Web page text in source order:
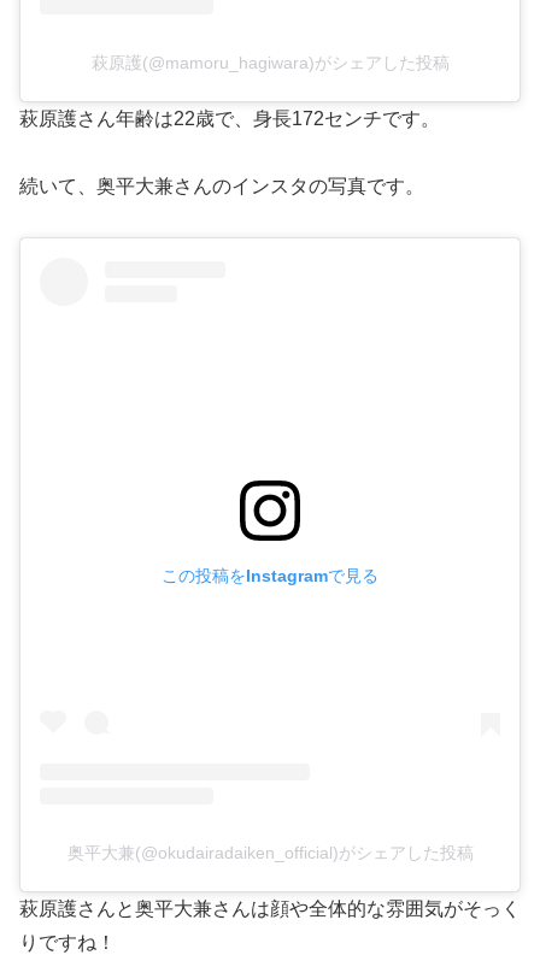
萩原護(@mamoru_hagiwara)がシェアした投稿
萩原護さん年齢は22歳で、身長172センチです。
続いて、奥平大兼さんのインスタの写真です。
この投稿をInstagramで見る
奥平大兼(@okudairadaiken_official)がシェアした投稿
萩原護さんと奥平大兼さんは顔や全体的な雰囲気がそっく
りですね！